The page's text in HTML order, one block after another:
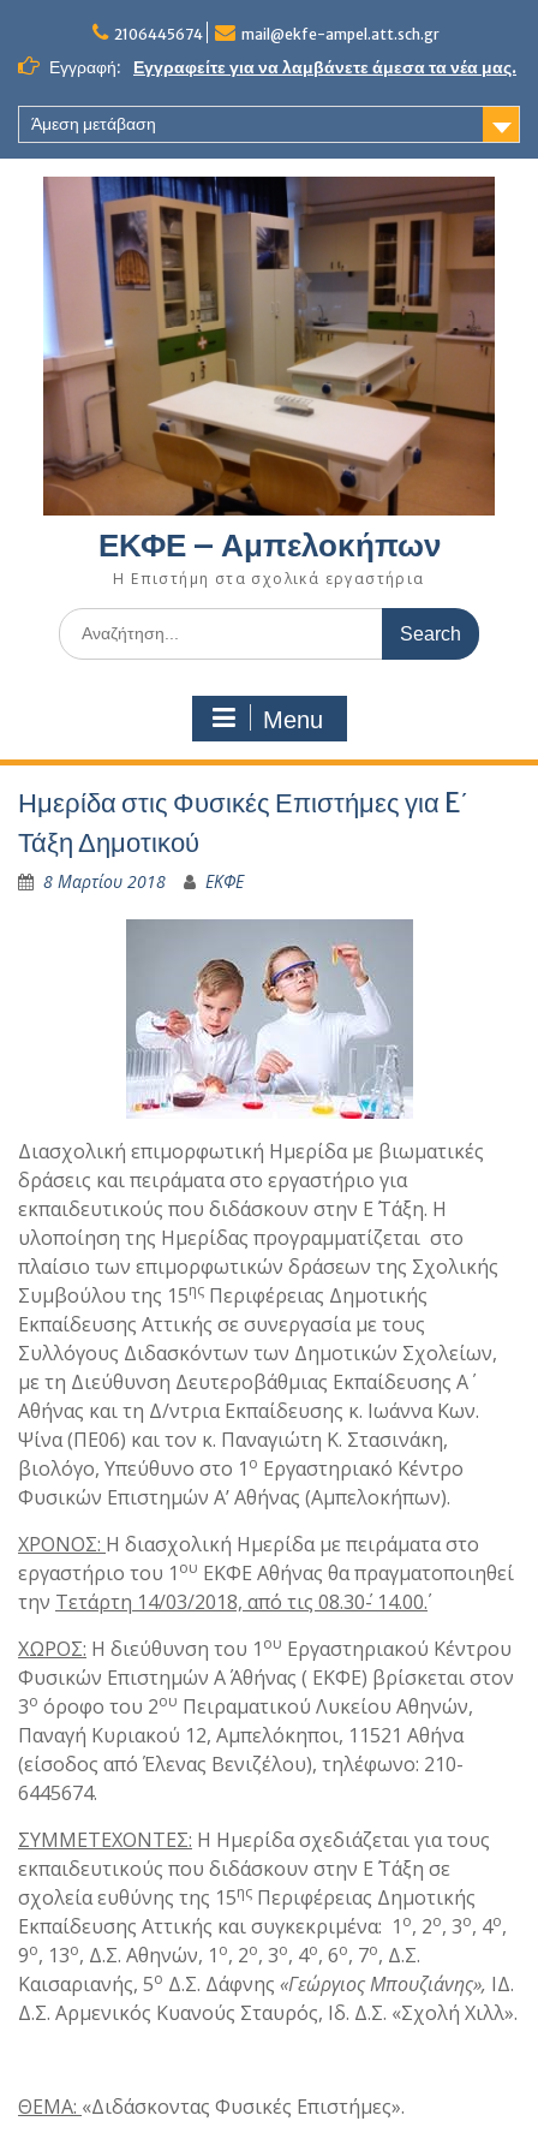
content
2106445674 mail@ekfe-ampel.att.sch.gr
Εγγραφή: Εγγραφείτε για να λαμβάνετε άμεσα τα νέα μας.
Άμεση μετάβαση
ΕΚΦΕ – Αμπελοκήπων
Η Επιστήμη στα σχολικά εργαστήρια
Search
for:
Menu
Ημερίδα στις Φυσικές Επιστήμες για E΄
Τάξη Δημοτικού
8 Μαρτίου 2018 ΕΚΦΕ
Διασχολική επιμορφωτική Ημερίδα με βιωματικές
δράσεις και πειράματα στο εργαστήριο για
εκπαιδευτικούς που διδάσκουν στην Ε΄ Τάξη. Η
υλοποίηση της Ημερίδας προγραμματίζεται στο
πλαίσιο των επιμορφωτικών δράσεων της Σχολικής
Συμβούλου της 15ης Περιφέρειας Δημοτικής
Εκπαίδευσης Αττικής σε συνεργασία με τους
Συλλόγους Διδασκόντων των Δημοτικών Σχολείων,
με τη Διεύθυνση Δευτεροβάθμιας Εκπαίδευσης Α΄
Αθήνας και τη Δ/ντρια Εκπαίδευσης κ. Ιωάννα Κων.
Ψίνα (ΠΕ06) και τον κ. Παναγιώτη Κ. Στασινάκη,
βιολόγο, Υπεύθυνο στο 1 ο Εργαστηριακό Κέντρο
Φυσικών Επιστημών Α’ Αθήνας (Αμπελοκήπων).
ΧΡΟΝΟΣ: Η διασχολική Ημερίδα με πειράματα στο
εργαστήριο του 1 ου ΕΚΦΕ Αθήνας θα πραγματοποιηθεί
την Τετάρτη 14/03/2018, από τις 08.30΄- 14.00΄.
ΧΩΡΟΣ: Η διεύθυνση του 1 ου Εργαστηριακού Κέντρου
Φυσικών Επιστημών Α΄ Αθήνας ( ΕΚΦΕ) βρίσκεται στον
3ο όροφο του 2ου Πειραματικού Λυκείου Αθηνών,
Παναγή Κυριακού 12, Αμπελόκηποι, 11521 Αθήνα
(είσοδος από Έλενας Βενιζέλου), τηλέφωνο: 210-
6445674.
ΣΥΜΜΕΤΕΧΟΝΤΕΣ: Η Ημερίδα σχεδιάζεται για τους
εκπαιδευτικούς που διδάσκουν στην Ε΄ Τάξη σε
σχολεία ευθύνης της 15ης Περιφέρειας Δημοτικής
Εκπαίδευσης Αττικής και συγκεκριμένα: 1 ο, 2ο, 3ο, 4ο,
9ο, 13ο, Δ.Σ. Αθηνών, 1 ο, 2ο, 3ο, 4ο, 6ο, 7ο, Δ.Σ.
Καισαριανής, 5ο Δ.Σ. Δάφνης «Γεώργιος Μπουζιάνης», ΙΔ.
Δ.Σ. Αρμενικός Κυανούς Σταυρός, Ιδ. Δ.Σ. «Σχολή Χιλλ».
ΘΕΜΑ: «Διδάσκοντας Φυσικές Επιστήμες».